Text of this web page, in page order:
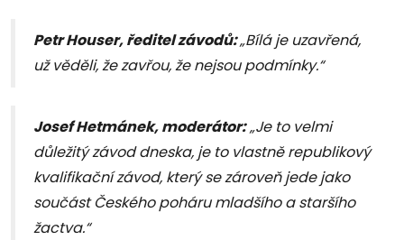
Petr Houser, ředitel závodů:„Bílá je uzavřená,
už věděli, že zavřou, že nejsou podmínky.“
Josef Hetmánek, moderátor:„Je to velmi
důležitý závod dneska, je to vlastně republikový
kvalifikační závod, který se zároveň jede jako
součást Českého poháru mladšího a staršího
žactva.“